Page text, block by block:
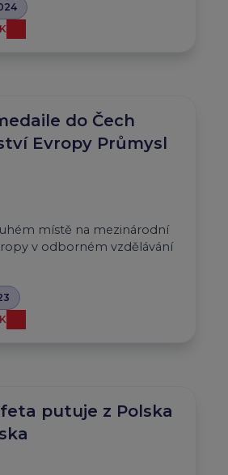
do Čech
Evropy Průmysl
místě na mezinárodní
v odborném vzdělávání
putuje z Polska